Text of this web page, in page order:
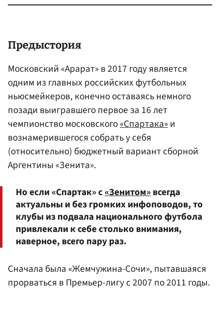
Предыстория
Московский «Арарат» в 2017 году является
одним из главных российских футбольных
ньюсмейкеров, конечно оставаясь немного
позади выигравшего первое за 16 лет
чемпионство московского«Спартака»и
вознамерившегося собрать у себя
(относительно) бюджетный вариант сборной
Аргентины «Зенита».
Но если «Спартак» с«Зенитом»всегда
актуальны и без громких инфоповодов, то
клубы из подвала национального футбола
привлекали к себе столько внимания,
наверное, всего пару раз.
Сначала была «Жемчужина-Сочи», пытавшаяся
прорваться в Премьер-лигу с 2007 по 2011 годы.